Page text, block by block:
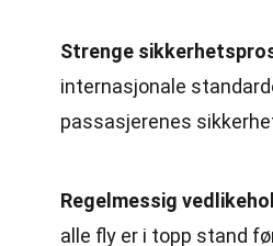
Strenge
internasjonale
passasjerenes
Regelmessig
alle fly er i topp stand